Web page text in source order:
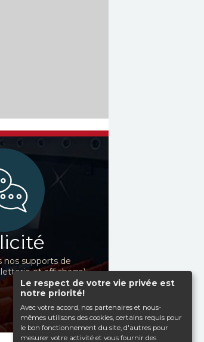
Le respect de votre vie privée est
notre priorité!
Avec votre accord, nos partenaires et nous-
mêmes utilisons des cookies, certains requis pour
le bon fonctionnement du site, d'autres pour
mesurer votre activité et vous fournir des
nos supports de
et affichage)